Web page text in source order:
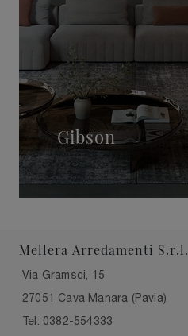
Gibson
Mellera Arredamenti S.r.l.
Via Gramsci, 15
27051 Cava Manara (Pavia)
Tel: 0382-554333